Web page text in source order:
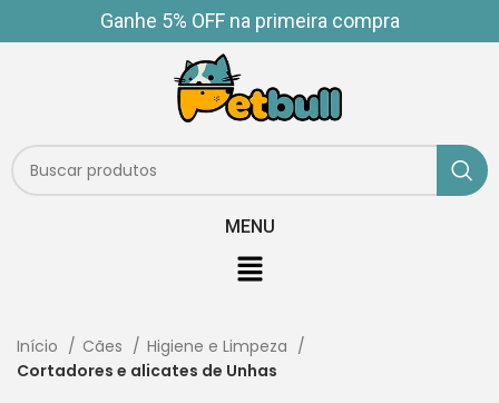
Ganhe 5% OFF na primeira compra
MENU
Início Cães
Higiene e Limpeza
Cortadores e alicates de Unhas